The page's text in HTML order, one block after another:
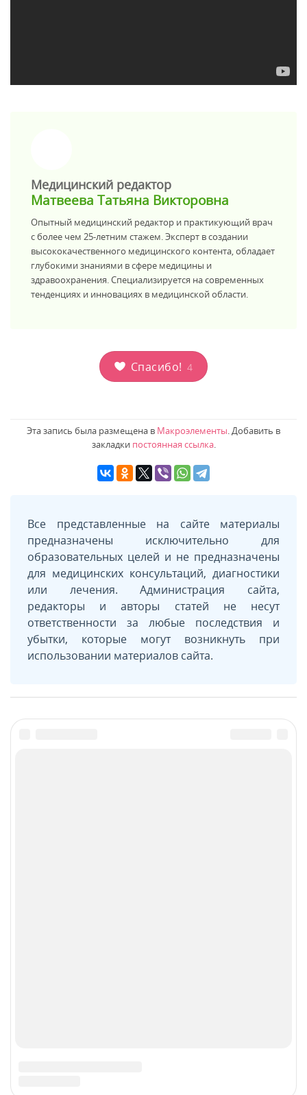
>
Медицинский редактор
Матвеева Татьяна Викторовна
Опытный медицинский редактор и практикующий врач
с более чем 25-летним стажем. Эксперт в создании
высококачественного медицинского контента, обладает
глубокими знаниями в сфере медицины и
здравоохранения. Специализируется на современных
тенденциях и инновациях в медицинской области.
Спасибо! 4
Эта запись была размещена в Макроэлементы. Добавить в
закладки постоянная ссылка.
Все представленные на сайте материалы
предназначены исключительно для
образовательных целей и не предназначены
для медицинских консультаций, диагностики
или лечения. Администрация сайта,
редакторы и авторы статей не несут
ответственности за любые последствия и
убытки, которые могут возникнуть при
использовании материалов сайта.